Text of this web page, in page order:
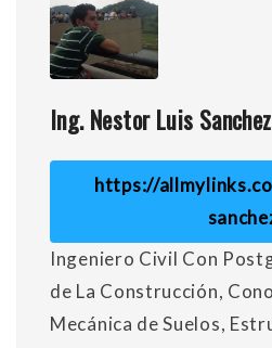
Ing. Nestor Luis Sanchez
https://
Ingeniero Civil Con
de La Construcción,
Mecánica de Suelos,